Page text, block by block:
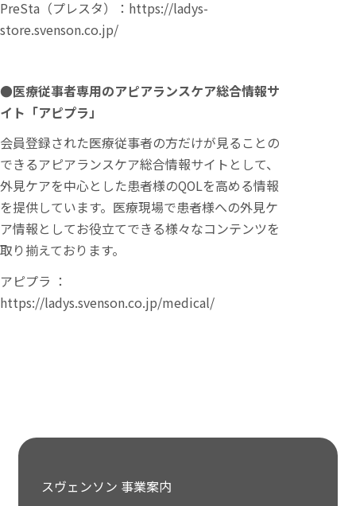
PreSta（プレスタ）： https://ladys-
store.svenson.co.jp/
●医療従事者専用のアピアランスケア総合情報サ
イト「アピプラ」
会員登録された医療従事者の方だけが見ることの
できるアピアランスケア総合情報サイトとして、
外見ケアを中心とした患者様のQOLを高める情報
を提供しています。医療現場で患者様への外見ケ
ア情報としてお役立てできる様々なコンテンツを
取り揃えております。
アピプラ ：
https://ladys.svenson.co.jp/medical/
スヴェンソン 事業案内